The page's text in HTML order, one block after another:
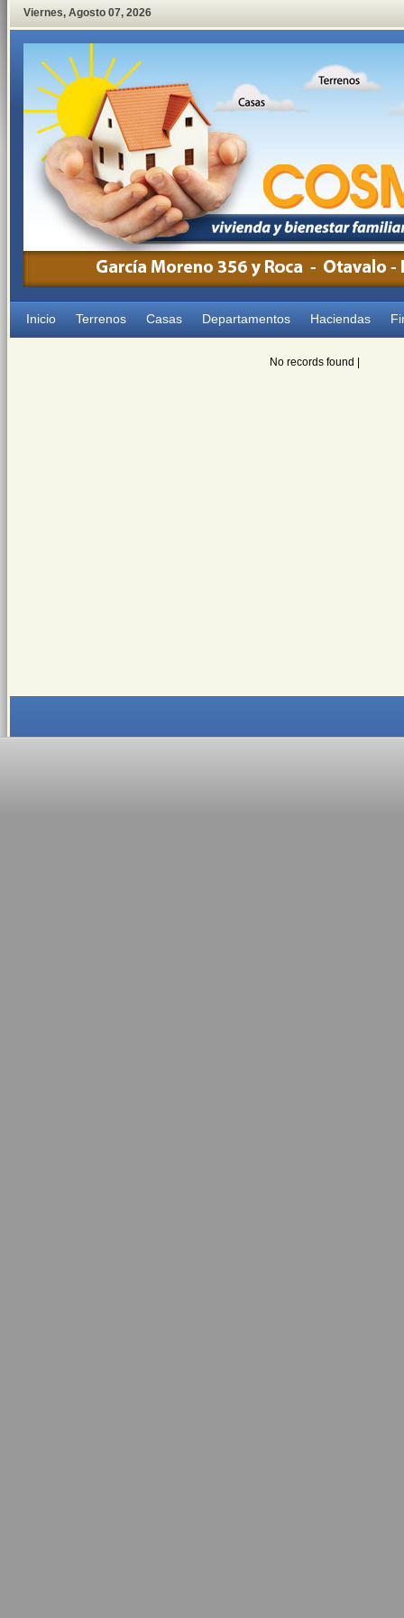
Viernes, Agosto 07, 2026
Inicio Terrenos Casas Departamentos Haciendas
No records found |